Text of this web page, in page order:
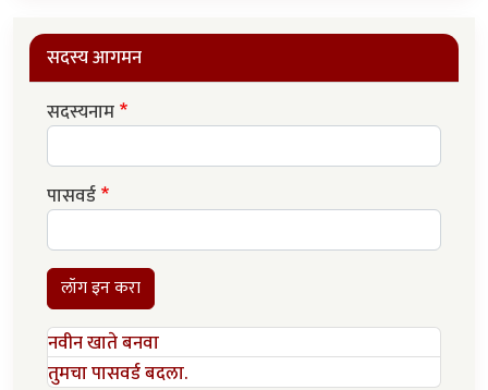
सदस्य आगमन
सदस्यनाम
पासवर्ड
लॉग इन करा
नवीन खाते बनवा
तुमचा पासवर्ड बदला.